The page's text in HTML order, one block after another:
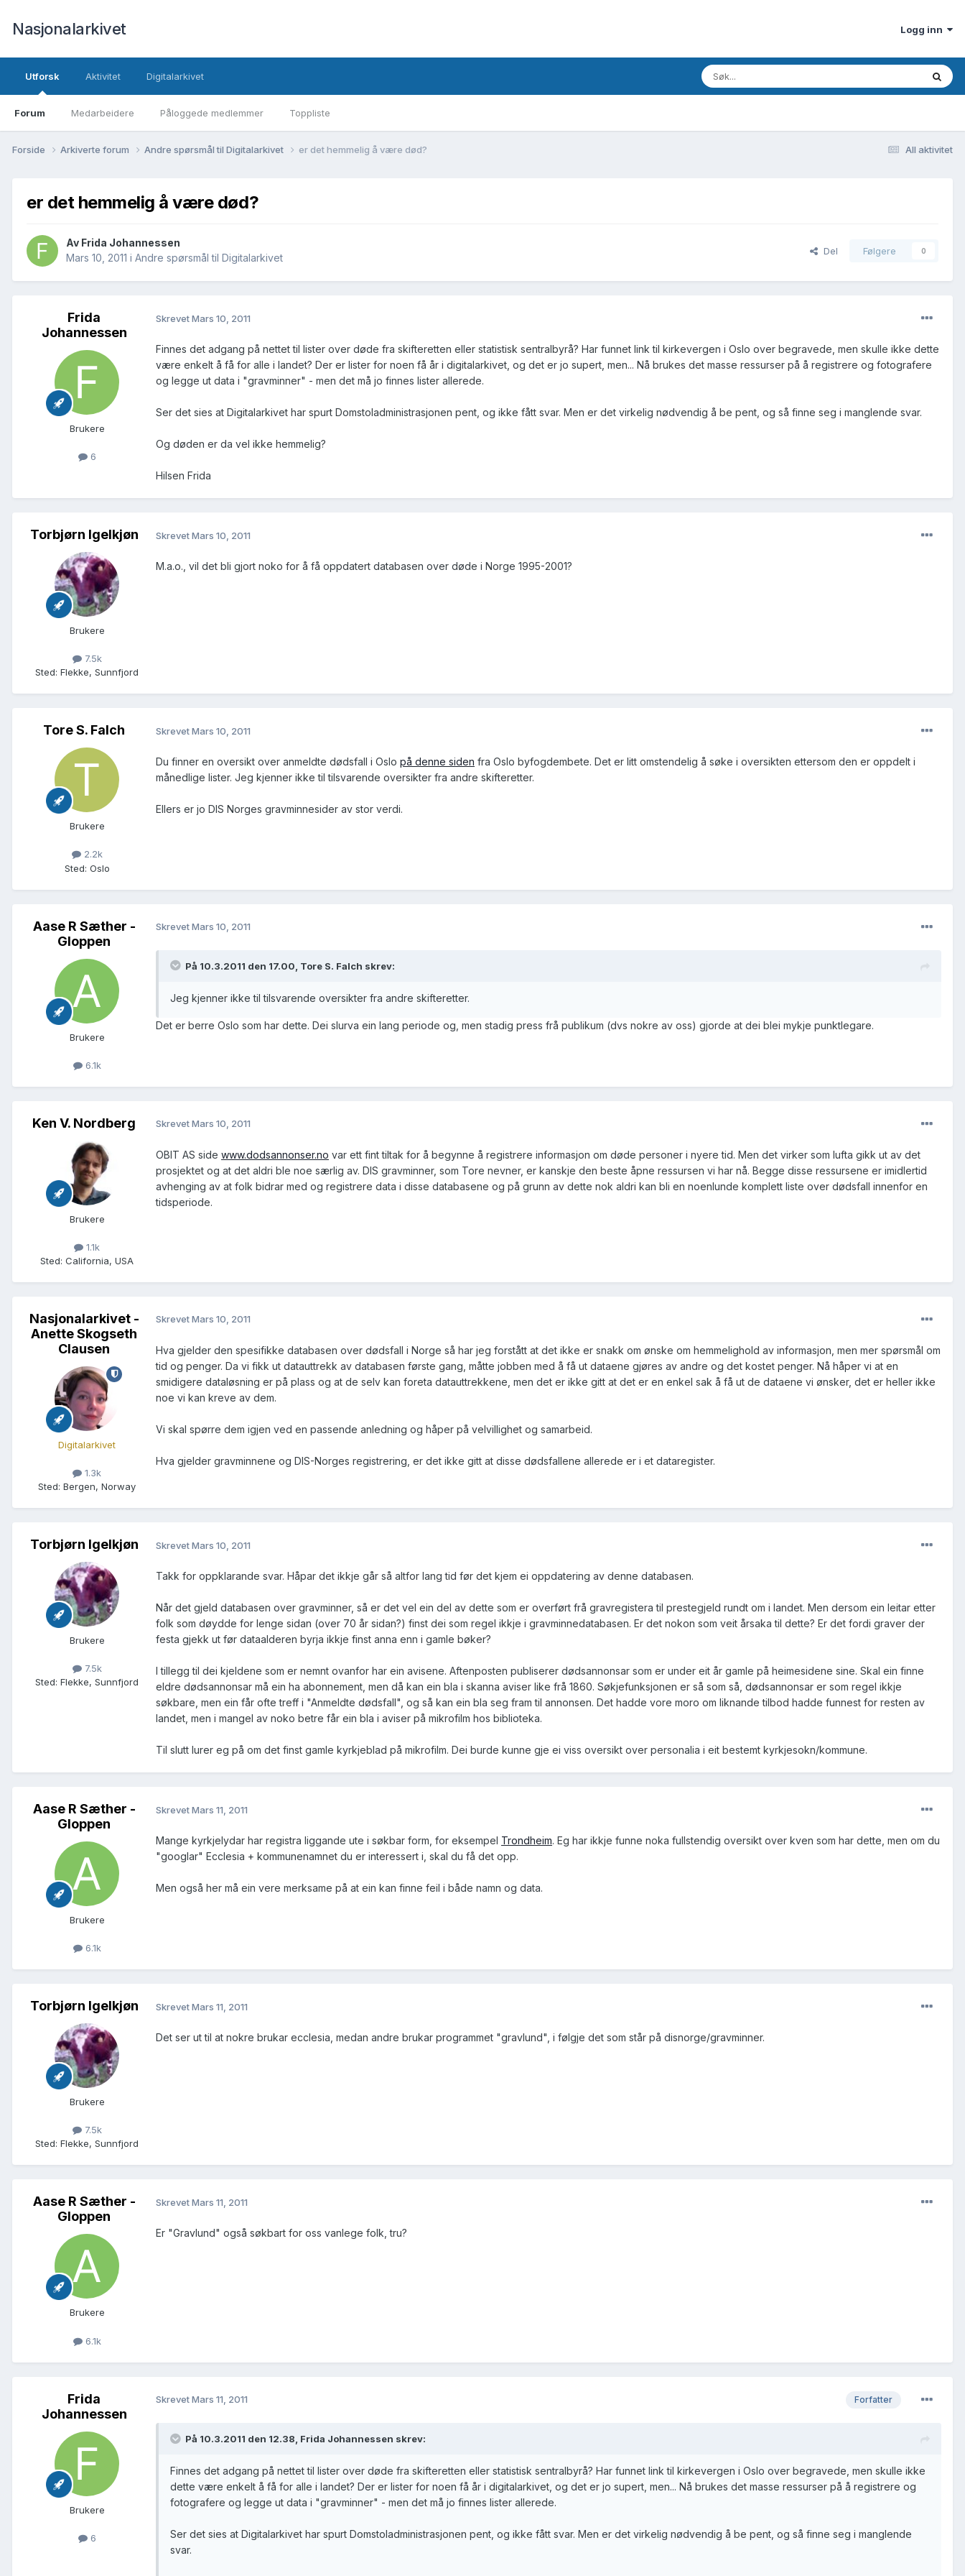
Nasjonalarkivet Logg inn
Utforsk
Forum Medarbeidere Påloggede medlemmer Toppliste
Aktivitet Digitalarkivet
All aktivitet
Forside Arkiverte forum Andre spørsmål til Digitalarkivet er det hemmelig å være død?
er det hemmelig å være død?
Av Frida Johannessen
Mars 10, 2011 i Andre spørsmål til Digitalarkivet
Del Følgere 0
Frida
Johannessen
Brukere
6
SkrevetMars 10, 2011
Finnes det adgang på nettet til lister over døde fra skifteretten eller statistisk sentralbyrå? Har funnet link til kirkevergen i Oslo over begravede, men skulle ikke dette
være enkelt å få for alle i landet? Der er lister for noen få år i digitalarkivet, og det er jo supert, men... Nå brukes det masse ressurser på å registrere og fotografere
og legge ut data i "gravminner" - men det må jo finnes lister allerede.
Ser det sies at Digitalarkivet har spurt Domstoladministrasjonen pent, og ikke fått svar. Men er det virkelig nødvendig å be pent, og så finne seg i manglende svar.
Og døden er da vel ikke hemmelig?
Hilsen Frida
Torbjørn Igelkjøn
Brukere
7.5k
Sted: Flekke, Sunnfjord
SkrevetMars 10, 2011
M.a.o., vil det bli gjort noko for å få oppdatert databasen over døde i Norge 1995-2001?
Tore S. Falch
Brukere
2.2k
Sted: Oslo
SkrevetMars 10, 2011
Du finner en oversikt over anmeldte dødsfall i Oslo på denne siden fra Oslo byfogdembete. Det er litt omstendelig å søke i oversikten ettersom den er oppdelt i
månedlige lister. Jeg kjenner ikke til tilsvarende oversikter fra andre skifteretter.
Ellers er jo DIS Norges gravminnesider av stor verdi.
Aase R Sæther -
Gloppen
Brukere
6.1k
SkrevetMars 10, 2011
På 10.3.2011 den 17.00, Tore S. Falch skrev:
Jeg kjenner ikke til tilsvarende oversikter fra andre skifteretter.
Det er berre Oslo som har dette. Dei slurva ein lang periode og, men stadig press frå publikum (dvs nokre av oss) gjorde at dei blei mykje punktlegare.
Ken V. Nordberg
Brukere
1.1k
Sted: California, USA
SkrevetMars 10, 2011
OBIT AS side www.dodsannonser.no var ett fint tiltak for å begynne å registrere informasjon om døde personer i nyere tid. Men det virker som lufta gikk ut av det
prosjektet og at det aldri ble noe særlig av. DIS gravminner, som Tore nevner, er kanskje den beste åpne ressursen vi har nå. Begge disse ressursene er imidlertid
avhenging av at folk bidrar med og registrere data i disse databasene og på grunn av dette nok aldri kan bli en noenlunde komplett liste over dødsfall innenfor en
tidsperiode.
Nasjonalarkivet -
Anette Skogseth
Clausen
Digitalarkivet
1.3k
Sted: Bergen, Norway
SkrevetMars 10, 2011
Hva gjelder den spesifikke databasen over dødsfall i Norge så har jeg forstått at det ikke er snakk om ønske om hemmelighold av informasjon, men mer spørsmål om
tid og penger. Da vi fikk ut datauttrekk av databasen første gang, måtte jobben med å få ut dataene gjøres av andre og det kostet penger. Nå håper vi at en
smidigere dataløsning er på plass og at de selv kan foreta datauttrekkene, men det er ikke gitt at det er en enkel sak å få ut de dataene vi ønsker, det er heller ikke
noe vi kan kreve av dem.
Vi skal spørre dem igjen ved en passende anledning og håper på velvillighet og samarbeid.
Hva gjelder gravminnene og DIS-Norges registrering, er det ikke gitt at disse dødsfallene allerede er i et dataregister.
Torbjørn Igelkjøn
Brukere
7.5k
Sted: Flekke, Sunnfjord
SkrevetMars 10, 2011
Takk for oppklarande svar. Håpar det ikkje går så altfor lang tid før det kjem ei oppdatering av denne databasen.
Når det gjeld databasen over gravminner, så er det vel ein del av dette som er overført frå gravregistera til prestegjeld rundt om i landet. Men dersom ein leitar etter
folk som døydde for lenge sidan (over 70 år sidan?) finst dei som regel ikkje i gravminnedatabasen. Er det nokon som veit årsaka til dette? Er det fordi graver der
festa gjekk ut før dataalderen byrja ikkje finst anna enn i gamle bøker?
I tillegg til dei kjeldene som er nemnt ovanfor har ein avisene. Aftenposten publiserer dødsannonsar som er under eit år gamle på heimesidene sine. Skal ein finne
eldre dødsannonsar må ein ha abonnement, men då kan ein bla i skanna aviser like frå 1860. Søkjefunksjonen er så som så, dødsannonsar er som regel ikkje
søkbare, men ein får ofte treff i "Anmeldte dødsfall", og så kan ein bla seg fram til annonsen. Det hadde vore moro om liknande tilbod hadde funnest for resten av
landet, men i mangel av noko betre får ein bla i aviser på mikrofilm hos biblioteka.
Til slutt lurer eg på om det finst gamle kyrkjeblad på mikrofilm. Dei burde kunne gje ei viss oversikt over personalia i eit bestemt kyrkjesokn/kommune.
Aase R Sæther -
Gloppen
Brukere
6.1k
SkrevetMars 11, 2011
Mange kyrkjelydar har registra liggande ute i søkbar form, for eksempel Trondheim. Eg har ikkje funne noka fullstendig oversikt over kven som har dette, men om du
"googlar" Ecclesia + kommunenamnet du er interessert i, skal du få det opp.
Men også her må ein vere merksame på at ein kan finne feil i både namn og data.
Torbjørn Igelkjøn
Brukere
7.5k
Sted: Flekke, Sunnfjord
SkrevetMars 11, 2011
Det ser ut til at nokre brukar ecclesia, medan andre brukar programmet "gravlund", i følgje det som står på disnorge/gravminner.
Aase R Sæther -
Gloppen
Brukere
6.1k
SkrevetMars 11, 2011
Er "Gravlund" også søkbart for oss vanlege folk, tru?
Frida
Johannessen
Brukere
6
Forfatter
SkrevetMars 11, 2011
På 10.3.2011 den 12.38, Frida Johannessen skrev:
Finnes det adgang på nettet til lister over døde fra skifteretten eller statistisk sentralbyrå? Har funnet link til kirkevergen i Oslo over begravede, men skulle ikke
dette være enkelt å få for alle i landet? Der er lister for noen få år i digitalarkivet, og det er jo supert, men... Nå brukes det masse ressurser på å registrere og
fotografere og legge ut data i "gravminner" - men det må jo finnes lister allerede.
Ser det sies at Digitalarkivet har spurt Domstoladministrasjonen pent, og ikke fått svar. Men er det virkelig nødvendig å be pent, og så finne seg i manglende
svar.